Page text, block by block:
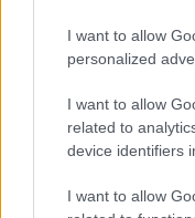
I want to allow
personalized
I want to allow
related to
device identifiers
I want to allow
Najnovšie